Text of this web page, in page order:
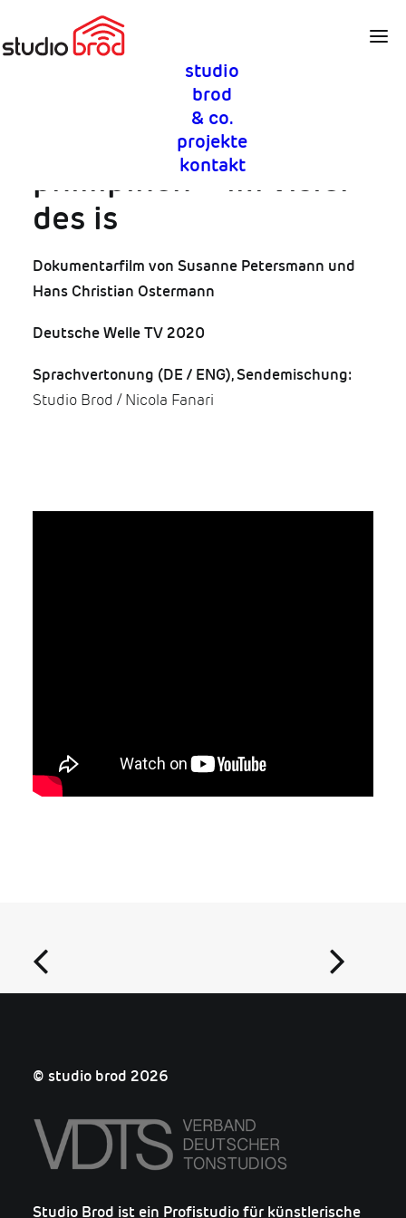
studio
brod
& co.
projekte
kontakt
filmmischung sprachvertonung
null toleranz:
phillipinen – im visier
des is
Dokumentarfilm von Susanne Petersmann und
Hans Christian Ostermann
Deutsche Welle TV 2020
Sprachvertonung (DE / ENG), Sendemischung:
Studio Brod / Nicola Fanari
© studio brod 2026
Studio Brod ist ein Profistudio für künstlerische